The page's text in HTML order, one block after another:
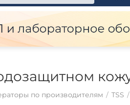
по производителям / TSS /